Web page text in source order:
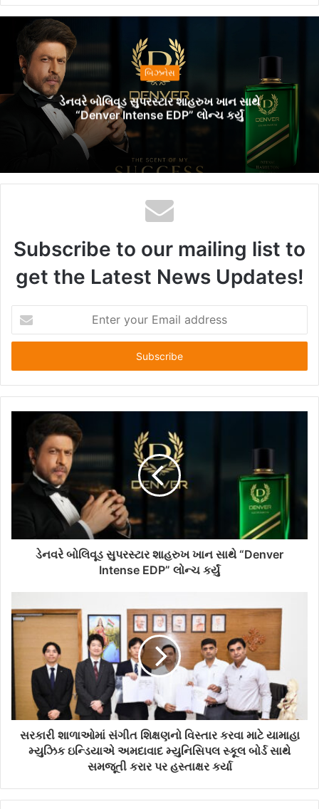
બિઝનેસ
ડેનવરે બોલિવૂડ સુપરસ્ટાર શાહરુખ ખાન સાથે
“Denver Intense EDP” લોન્ચ કર્યું
Subscribe to our mailing list to
get the Latest News Updates!
t
r
y
i
s
ડેનવરે બોલિવૂડ સુપરસ્ટાર શાહરુખ ખાન સાથે “Denver
Intense EDP” લોન્ચ કર્યું
સરકારી શાળાઓમાં સંગીત શિક્ષણનો વિસ્તાર કરવા માટે યામાહા
મ્યુઝિક ઇન્ડિયાએ અમદાવાદ મ્યુનિસિપલ સ્કૂલ બોર્ડ સાથે
સમજૂતી કરાર પર હસ્તાક્ષર કર્યા